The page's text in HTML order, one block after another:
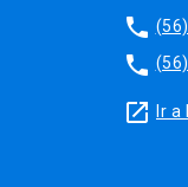
phone
phone
launch Ir a